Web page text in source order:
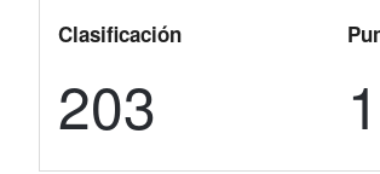
Clasificación
203